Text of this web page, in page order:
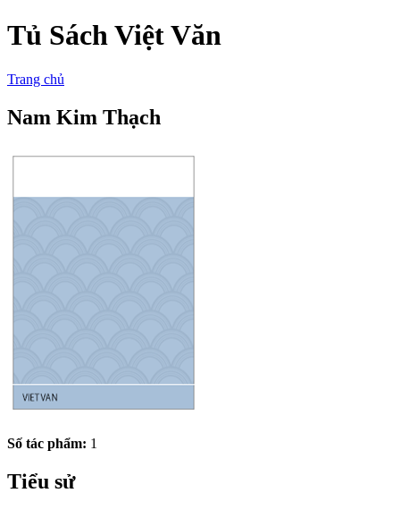
Tủ Sách Việt Văn
Trang chủ
Nam Kim Thạch
Số tác phẩm: 1
Tiểu sử